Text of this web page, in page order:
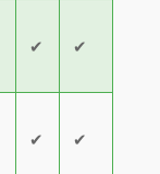
✔ ✔
✔ ✔